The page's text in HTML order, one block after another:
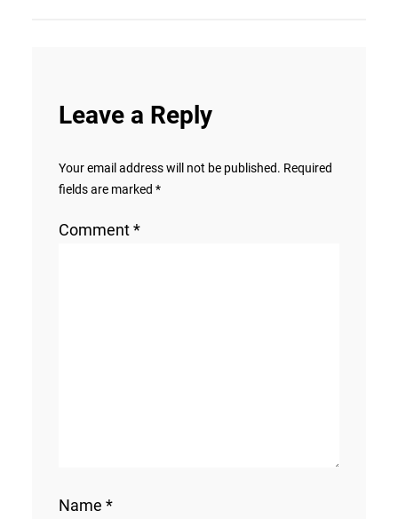
Leave a Reply
Your email address will not be published. Required
fields are marked *
Comment*
Name *